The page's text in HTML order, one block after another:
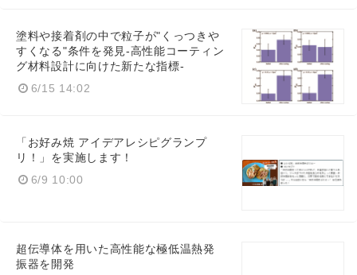
塗料や接着剤の中で粒子が"くっつきや
すくなる"条件を発見-高性能コーティン
グ材料設計に向けた新たな指標-
6/15 14:02
「お好み焼 アイデアレシピグランプ
リ！」を実施します！
6/9 10:00
超伝導体を用いた高性能な極低温熱発
振器を開発